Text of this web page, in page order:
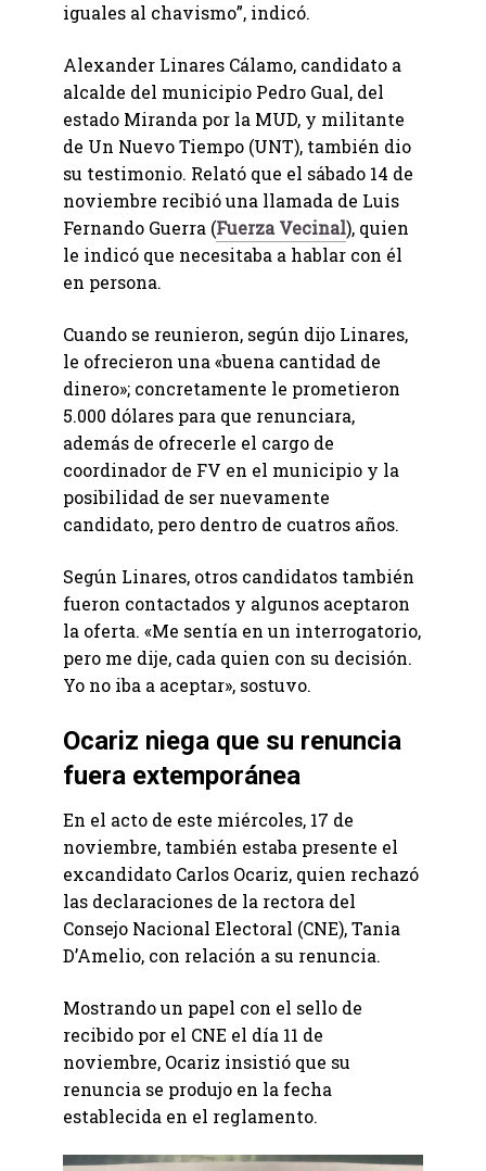
iguales al chavismo”, indicó.
Alexander Linares Cálamo, candidato a
alcalde del municipio Pedro Gual, del
estado Miranda por la MUD, y militante
de Un Nuevo Tiempo (UNT), también dio
su testimonio. Relató que el sábado 14 de
noviembre recibió una llamada de Luis
Fernando Guerra (Fuerza Vecinal), quien
le indicó que necesitaba a hablar con él
en persona.
Cuando se reunieron, según dijo Linares,
le ofrecieron una «buena cantidad de
dinero»; concretamente le prometieron
5.000 dólares para que renunciara,
además de ofrecerle el cargo de
coordinador de FV en el municipio y la
posibilidad de ser nuevamente
candidato, pero dentro de cuatros años.
Según Linares, otros candidatos también
fueron contactados y algunos aceptaron
la oferta. «Me sentía en un interrogatorio,
pero me dije, cada quien con su decisión.
Yo no iba a aceptar», sostuvo.
Ocariz niega que su renuncia
fuera extemporánea
En el acto de este miércoles, 17 de
noviembre, también estaba presente el
excandidato Carlos Ocariz, quien rechazó
las declaraciones de la rectora del
Consejo Nacional Electoral (CNE), Tania
D’Amelio, con relación a su renuncia.
Mostrando un papel con el sello de
recibido por el CNE el día 11 de
noviembre, Ocariz insistió que su
renuncia se produjo en la fecha
establecida en el reglamento.